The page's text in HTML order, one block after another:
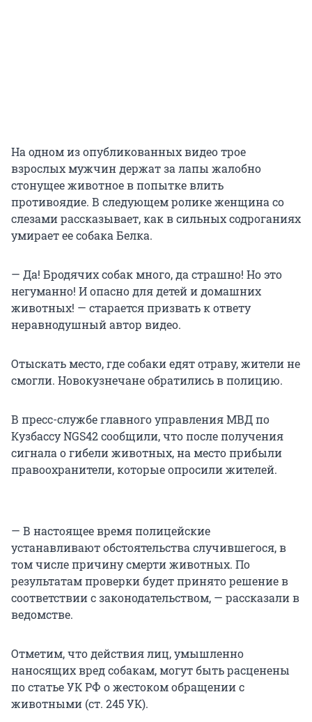
На одном из опубликованных видео трое
взрослых мужчин держат за лапы жалобно
стонущее животное в попытке влить
противоядие. В следующем ролике женщина со
слезами рассказывает, как в сильных содроганиях
умирает ее собака Белка.
— Да! Бродячих собак много, да страшно! Но это
негуманно! И опасно для детей и домашних
животных! — старается призвать к ответу
неравнодушный автор видео.
Отыскать место, где собаки едят отраву, жители не
смогли. Новокузнечане обратились в полицию.
В пресс-службе главного управления МВД по
Кузбассу NGS42 сообщили, что после получения
сигнала о гибели животных, на место прибыли
правоохранители, которые опросили жителей.
— В настоящее время полицейские
устанавливают обстоятельства случившегося, в
том числе причину смерти животных. По
результатам проверки будет принято решение в
соответствии с законодательством, — рассказали в
ведомстве.
Отметим, что действия лиц, умышленно
наносящих вред собакам, могут быть расценены
по статье УК РФ о жестоком обращении с
животными (ст. 245 УК).